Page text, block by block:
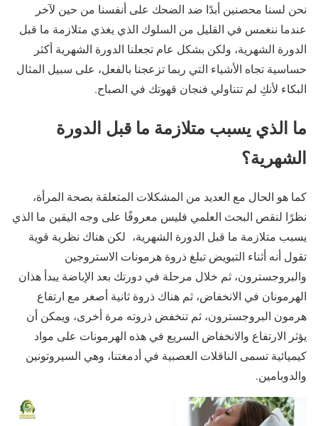
نحن لسنا محصنين أبدًا ضد الضحك على أنفسنا من حين لآخر
عندما ننغمس في القليل من السلوك الذي يغذي متلازمة ما قبل
الدورة الشهرية، ولكن بشكل عام تجعلنا الدورة الشهرية أكثر
حساسية تجاه الأشياء التي ربما تزعجنا بالفعل، على سبيل المثال
البكاء لأنكِ لم تتناولي فنجان قهوتك في الصباح.
ما الذي يسبب متلازمة ما قبل الدورة
الشهرية؟
كما هو الحال مع العديد من المشكلات المتعلقة بصحة المرأة،
نظرًا لنقص البحث العلمي فليس معروفًا على وجه اليقين ما الذي
يسبب متلازمة ما قبل الدورة الشهرية، لكن هناك نظرية قوية
تقول أنه أثناء التبويض تبلغ ذروة هرمونات الاستروجين
والبروجسترون، ثم خلال مرحلة في دورتك بعد الإباضة يبدأ هذان
الهرمونان في الانخفاض، ثم هناك ذروة ثانية أصغر مع ارتفاع
هرمون البروجسترون، ثم تنخفض ذروته مرة أخرى، ويمكن أن
يؤثر الارتفاع والانخفاض السريع في هذه الهرمونات على مواد
كيميائية تسمى الناقلات العصبية في أدمغتنا، وهي السيروتونين
والدوبامين.